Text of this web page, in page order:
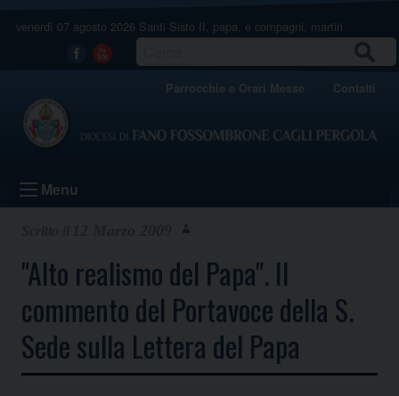
venerdì 07 agosto 2026 Santi Sisto II, papa, e compagni, martiri
Facebook
Youtube
Parrocchie e Orari Messe Contatti
Menu
"Alto realismo del Papa". Il
commento del Portavoce della S.
Sede sulla Lettera del Papa